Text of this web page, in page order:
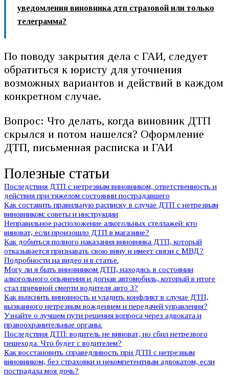
уведомления виновника дтп стразовой или только
телеграмма?
По поводу закрытия дела с ГАИ, следует
обратиться к юристу для уточнения
возможных вариантов и действий в каждом
конкретном случае.
Вопрос: Что делать, когда виновник ДТП
скрылся и потом нашелся? Оформление
ДТП, письменная расписка и ГАИ
Полезные статьи
Последствия ДТП с нетрезвым виновником, ответственность и
действия при тяжелом состоянии пострадавшего
Как составить правильную расписку в случае ДТП с нетрезвым
виновником: советы и инструкции
Неправильное расположение алкогольных стеллажей: кто
виноват, если произошло ДТП в магазине?
Как добиться полного наказания виновника ДТП, который
отказывается признавать свою вину и имеет связи с МВД?
Подробности на видео и в статье.
Могу ли я быть виновником ДТП, находясь в состоянии
алкогольного опьянения и догнав автомобиль, который в итоге
стал причиной смерти водителя авто 3?
Как выяснить виновность и уладить конфликт в случае ДТП,
вызванного нетрезвым вождением и передачей управления?
Узнайте о лучшем пути решения вопроса через адвоката и
правоохранительные органы.
Последствия ДТП: водитель не виноват, но сбил нетрезвого
пешехода. Что будет с водителем?
Как восстановить справедливость при ДТП с нетрезвым
виновником, без страховки и некомпетентным адвокатом, если
пострадала моя дочь?